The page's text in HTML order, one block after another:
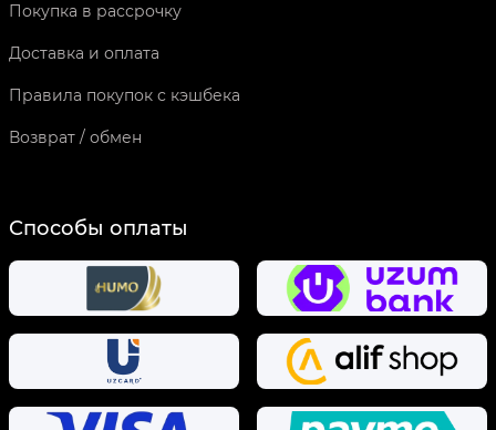
Покупка в рассрочку
Доставка и оплата
Правила покупок с кэшбека
Возврат / обмен
Способы оплаты